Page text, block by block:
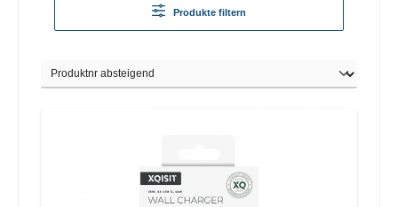
Produkte filtern